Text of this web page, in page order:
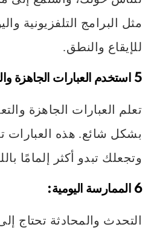
مثل البرامج التلفزيونية
للإيقاع والنطق.
5 استخدم العبارات الجاهزة والتعبيرات:
تعلم العبارات الجاهزة
بشكل شائع. هذه العبارات
وتجعلك تبدو أكثر إلمامًا
6 الممارسة اليومية:
التحدث والمحادثة تحتاج